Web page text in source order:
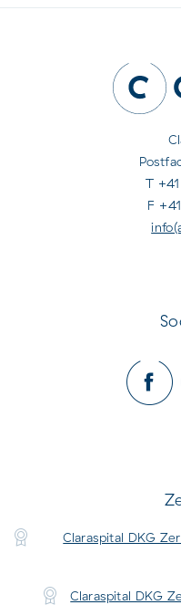
T
F
Claraspital DKG
Claraspital DKG